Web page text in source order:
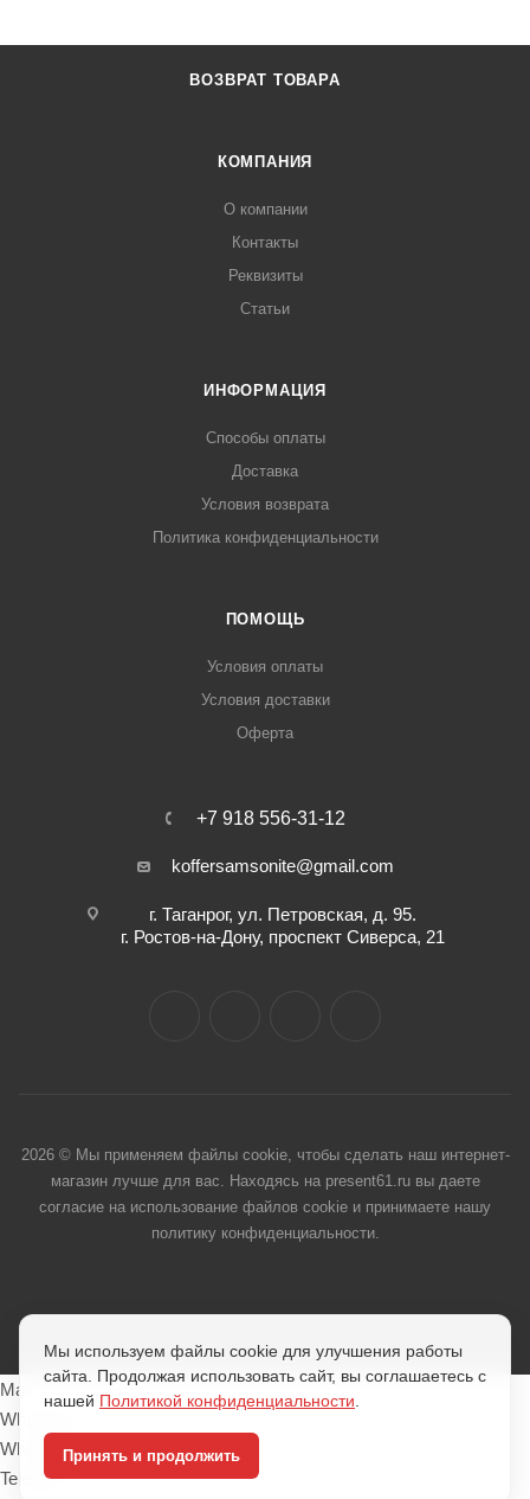
ВОЗВРАТ ТОВАРА
КОМПАНИЯ
О компании
Контакты
Реквизиты
Статьи
ИНФОРМАЦИЯ
Способы оплаты
Доставка
Условия возврата
Политика конфиденциальности
ПОМОЩЬ
Условия оплаты
Условия доставки
Оферта
+7 918 556-31-12
koffersamsonite@gmail.com
г. Таганрог, ул. Петровская, д. 95.
г. Ростов-на-Дону, проспект Сиверса, 21
2026 © Мы применяем файлы cookie, чтобы сделать наш интернет-
магазин лучше для вас. Находясь на present61.ru вы даете
согласие на использование файлов cookie и принимаете нашу
политику конфиденциальности.
Мы используем файлы cookie для улучшения работы
сайта. Продолжая использовать сайт, вы соглашаетесь с
нашей Политикой конфиденциальности
Принять и продолжить
Max
Whatsapp
Whatsapp
Telegram